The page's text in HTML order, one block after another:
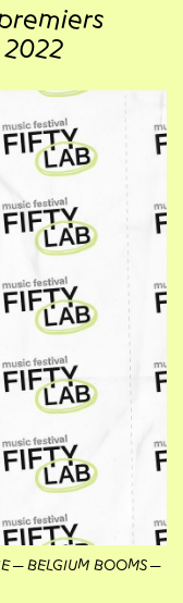
BELGIUM BOOMS